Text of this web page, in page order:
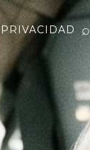
PRIVACIDAD ⌕